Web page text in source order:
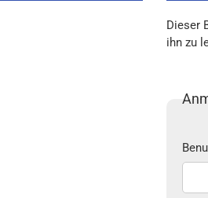
Dieser
ihn zu